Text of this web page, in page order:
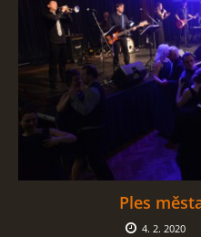
Ples
4. 2. 2020